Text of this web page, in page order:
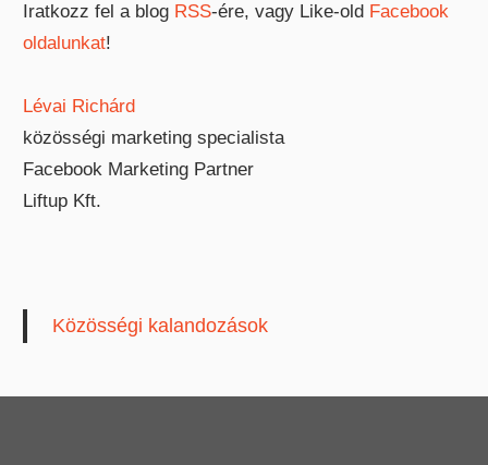
Iratkozz fel a blog RSS-ére, vagy Like-old Facebook
oldalunkat!
Lévai Richárd
közösségi marketing specialista
Facebook Marketing Partner
Liftup Kft.
Közösségi kalandozások